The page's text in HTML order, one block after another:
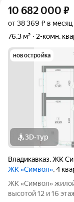
10 682 000 ₽
от 38 369 ₽ в месяц
76,3 м²
2-комн.
новостройка
3D-тур
Владикавказ,ЖК
ЖК «Символ», 4
ЖК «Символ» жилой комплекс бизнес-класса из двух корпусов
высотой 12 и 16